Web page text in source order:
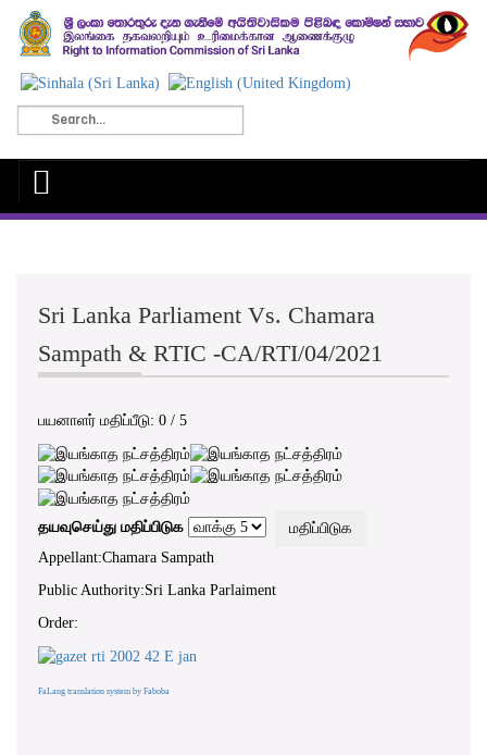
Sri Lanka Parliament Vs. Chamara
Sampath & RTIC -CA/RTI/04/2021
பயனாளர் மதிப்பீடு: 0 / 5
தயவுசெய்து மதிப்பிடுக
Appellant:Chamara Sampath
Public Authority:Sri Lanka Parlaiment
Order:
FaLang translation system by Faboba